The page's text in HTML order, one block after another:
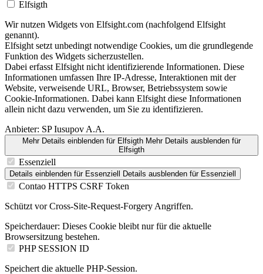
Elfsigth
Wir nutzen Widgets von Elfsight.com (nachfolgend Elfsight
genannt).
Elfsight setzt unbedingt notwendige Cookies, um die grundlegende
Funktion des Widgets sicherzustellen.
Dabei erfasst Elfsight nicht identifizierende Informationen. Diese
Informationen umfassen Ihre IP-Adresse, Interaktionen mit der
Website, verweisende URL, Browser, Betriebssystem sowie
Cookie-Informationen. Dabei kann Elfsight diese Informationen
allein nicht dazu verwenden, um Sie zu identifizieren.
Anbieter: SP Iusupov A.A.
Mehr Details einblenden für Elfsigth Mehr Details ausblenden für
Elfsigth
Essenziell
Details einblenden für Essenziell Details ausblenden für Essenziell
Contao HTTPS CSRF Token
Schützt vor Cross-Site-Request-Forgery Angriffen.
Speicherdauer: Dieses Cookie bleibt nur für die aktuelle
Browsersitzung bestehen.
PHP SESSION ID
Speichert die aktuelle PHP-Session.